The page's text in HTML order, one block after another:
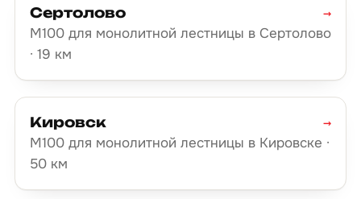
Сертолово
М100 для монолитной лестницы в Сертолово
· 19 км
→
Кировск
М100 для монолитной лестницы в Кировске ·
50 км
→